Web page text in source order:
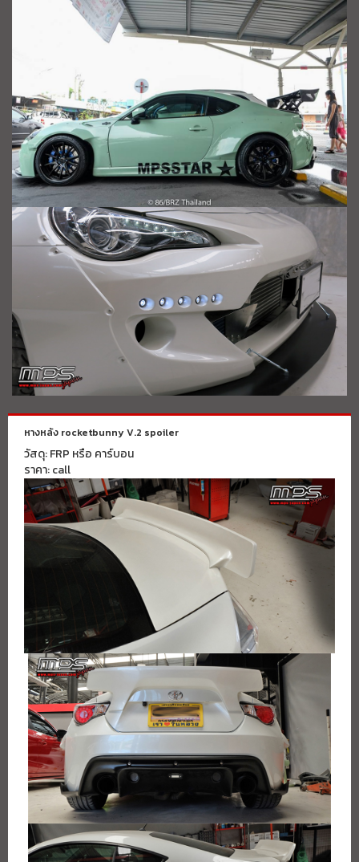
หางหลัง rocketbunny V.2 spoiler
วัสดุ: FRP หรือ คาร์บอน
ราคา: call